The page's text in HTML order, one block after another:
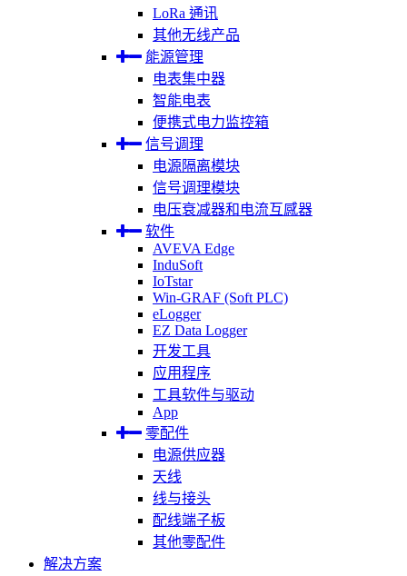
LoRa 通讯
其他无线产品
能源管理
电表集中器
智能电表
便携式电力监控箱
信号调理
电源隔离模块
信号调理模块
电压衰减器和电流互感器
软件
AVEVA Edge
InduSoft
IoTstar
Win-GRAF (Soft PLC)
eLogger
EZ Data Logger
开发工具
应用程序
工具软件与驱动
App
零配件
电源供应器
天线
线与接头
配线端子板
其他零配件
解决方案